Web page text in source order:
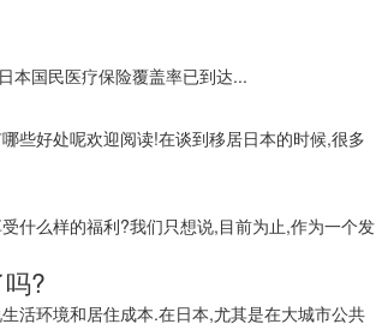
本国民医疗保险覆盖率已到达...
些好处呢欢迎阅读!在谈到移居日本的时候,很多
什么样的福利?我们只想说,目前为止,作为一个发
?
活环境和居住成本.在日本,尤其是在大城市公共